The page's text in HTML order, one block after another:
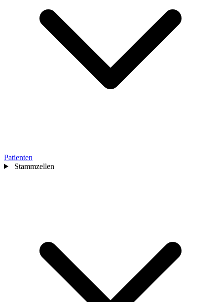
Patienten
Stammzellen